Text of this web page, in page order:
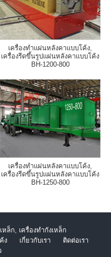
เครื่องทำแผ่นหลังคาแบบโค้ง,
เครื่องรีดขึ้นรูปแผ่นหลังคาแบบโค้ง
BH-1200-800
เครื่องทำแผ่นหลังคาแบบโค้ง,
เครื่องรีดขึ้นรูปแผ่นหลังคาแบบโค้ง
BH-1250-800
หล็ก, เครื่องทำกังเหล็ก
ง
เกี่ยวกับเรา
ติดต่อเรา